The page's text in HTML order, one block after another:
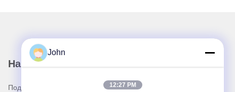
Наша рассылка
Подпишитесь на нашу информационную рассылку для
John
12:27 PM